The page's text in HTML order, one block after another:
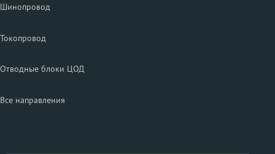
Шинопровод
Токопровод
Отводные блоки ЦОД
Все направления